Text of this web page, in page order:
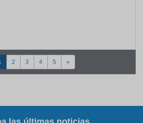
2 3 4 5 »